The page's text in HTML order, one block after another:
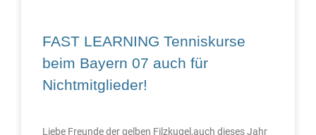
FAST LEARNING Tenniskurse
beim Bayern 07 auch für
Nichtmitglieder!
Liebe Freunde der gelben Filzkugel,auch dieses Jahr